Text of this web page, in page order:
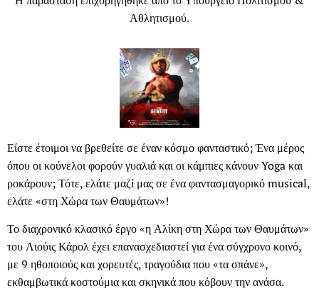
Αθλητισμού.
Είστε έτοιμοι να βρεθείτε σε έναν κόσμο φανταστικό; Ένα μέρος
όπου οι κούνελοι φορούν γυαλιά και οι κάμπιες κάνουν Yoga και
ροκάρουν; Τότε, ελάτε μαζί μας σε ένα φαντασμαγορικό musical,
ελάτε «στη Χώρα των Θαυμάτων»!
Το διαχρονικό κλασικό έργο «η Αλίκη στη Χώρα των Θαυμάτων»
του Λιούις Κάρολ έχει επανασχεδιαστεί για ένα σύγχρονο κοινό,
με 9 ηθοποιούς και χορευτές, τραγούδια που «τα σπάνε»,
εκθαμβωτικά κοστούμια και σκηνικά που κόβουν την ανάσα.